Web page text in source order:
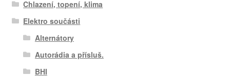
Chlazení, topení, klima
Elektro součásti
Alternátory
Autorádia a přísluš.
BHI